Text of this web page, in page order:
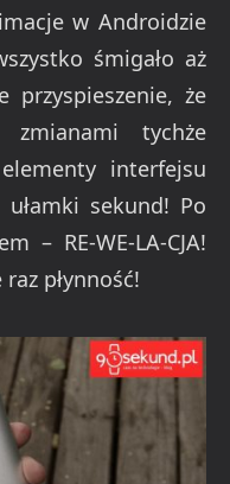
w Androidzie
śmigało aż
że
tychże
interfejsu
sekund! Po
– RE-WE-LA-CJA!
raz płynność!